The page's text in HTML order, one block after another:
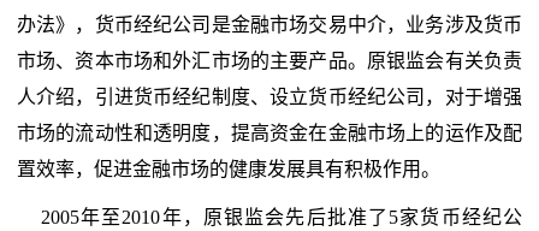
办法》，货币经纪公司是金融市场交易中介，业务涉及货币
市场、资本市场和外汇市场的主要产品。原银监会有关负责
人介绍，引进货币经纪制度、设立货币经纪公司，对于增强
市场的流动性和透明度，提高资金在金融市场上的运作及配
置效率，促进金融市场的健康发展具有积极作用。
2005年至2010年，原银监会先后批准了5家货币经纪公